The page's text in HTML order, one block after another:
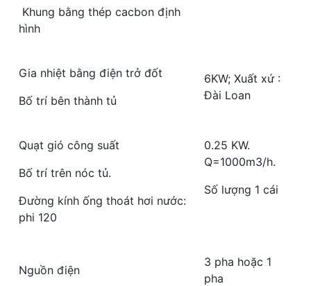
Khung bằng thép cacbon định
hình
Gia nhiệt bằng điện trở đốt
Bố trí bên thành tủ
6KW; Xuất xứ :
Đài Loan
Quạt gió công suất
Bố trí trên nóc tủ.
Đường kính ống thoát hơi nước:
phi 120
0.25 KW.
Q=1000m3/h.
Số lượng 1 cái
Nguồn điện
3 pha hoặc 1
pha